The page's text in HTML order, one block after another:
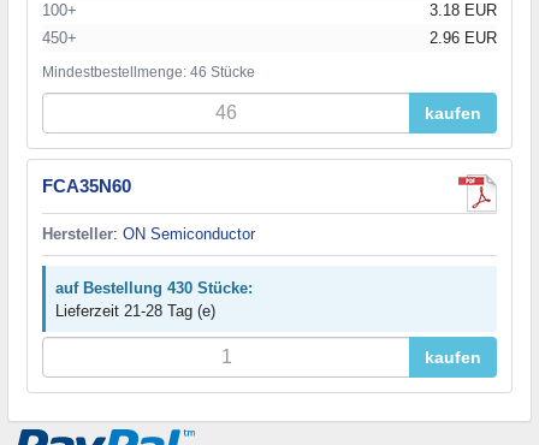
100+
3.18 EUR
450+
2.96 EUR
Mindestbestellmenge: 46 Stücke
kaufen
FCA35N60
Hersteller: ON Semiconductor
auf Bestellung 430 Stücke:
Lieferzeit 21-28 Tag (e)
kaufen